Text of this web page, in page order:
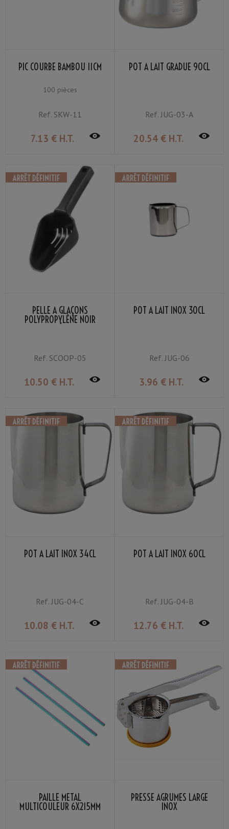
PIC COURBE BAMBOU 11CM
100 pièces
Ref.SKW-11
7.13 € H.T.
POT À LAIT GRADUÉ 90CL
Ref. JUG-03-A
20.54 € H.T.
PELLE À GLAÇONS
POLYPROPYLÈNE NOIR
Ref.SCOOP-05
10.50 € H.T.
POT À LAIT INOX 30CL
Ref.JUG-06
3.96 € H.T.
POT À LAIT INOX 34CL
Ref. JUG-04-C
10.08 € H.T.
POT À LAIT INOX 60CL
Ref.JUG-04-B
12.76 € H.T.
PAILLE MÉTAL
MULTICOULEUR 6X215MM
PRESSE AGRUMES LARGE
INOX